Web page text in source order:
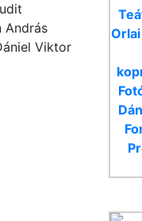
András
Viktor